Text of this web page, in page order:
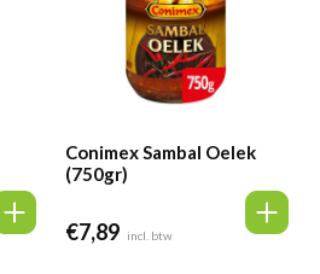
Conimex Sambal Oelek
(750gr)
€7,89 incl. btw